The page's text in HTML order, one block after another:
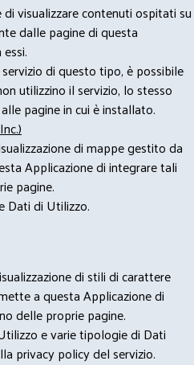
visualizzare contenuti ospitati su
dalle pagine di questa
di questo tipo, è possibile
utilizzino il servizio, lo stesso
pagine in cui è installato.
di mappe gestito da
Applicazione di integrare tali
pagine.
Dati di Utilizzo.
di stili di carattere
a questa Applicazione di
delle proprie pagine.
e varie tipologie di Dati
privacy policy del servizio.